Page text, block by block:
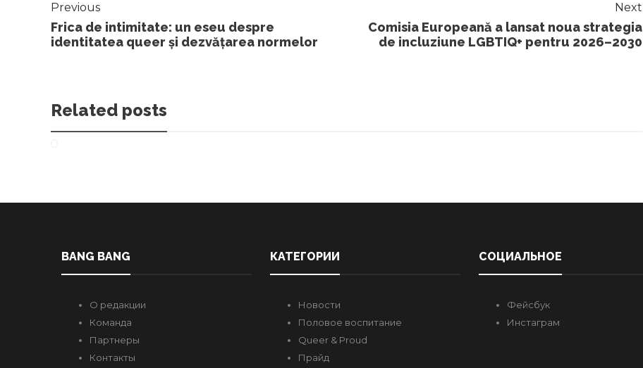
Previous
Frica de intimitate: un eseu despre
identitatea queer și dezvățarea normelor
Next
Comisia Europeană a lansat noua strategia
de incluziune LGBTIQ+ pentru 2026–2030
Related posts
BANG BANG
О редакции
Команда
Партнеры
Контакты
КАТЕГОРИИ
Новости
Половое воспитание
Queer & Proud
Прайд
СОЦИАЛЬНОЕ
Фейсбук
Инстаграм